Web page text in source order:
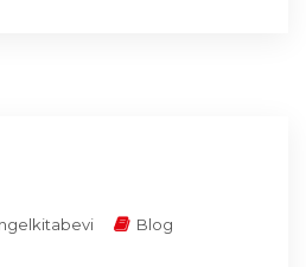
Blog